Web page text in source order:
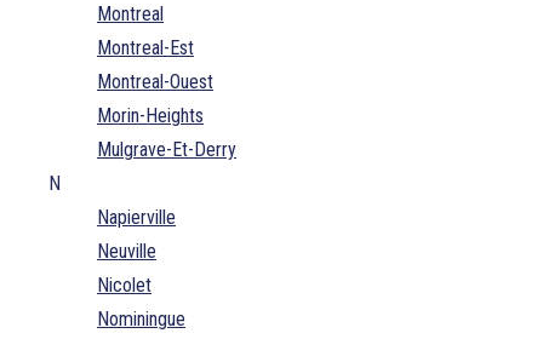
Montreal
Montreal-Est
Montreal-Ouest
Morin-Heights
Mulgrave-Et-Derry
N
Napierville
Neuville
Nicolet
Nominingue